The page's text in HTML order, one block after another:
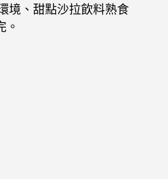
境、甜點沙拉飲料熟食
。